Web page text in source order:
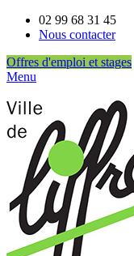
02 99 68 31 45
Nous contacter
Offres d'emploi et stages
Menu